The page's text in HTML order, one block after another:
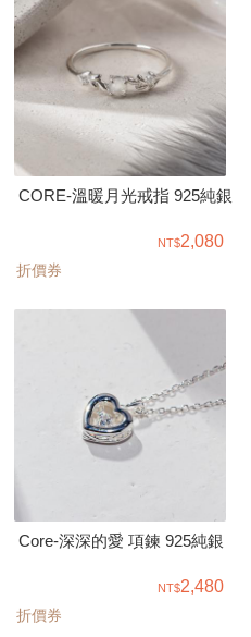
CORE-溫暖月光戒指 925純銀
2,080
折價券
Core-深深的愛 項鍊 925純銀
2,480
折價券